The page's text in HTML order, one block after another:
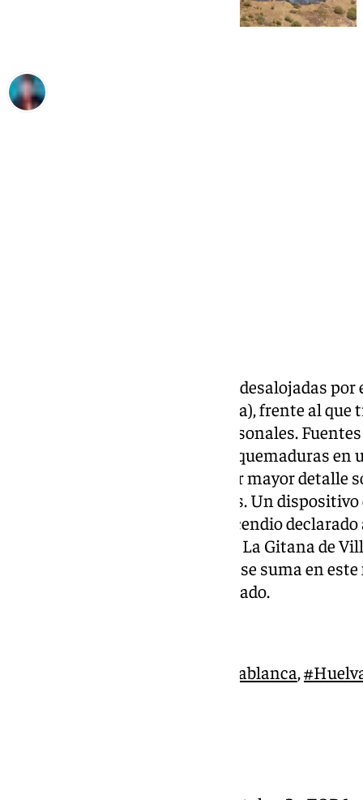
Cuatro personas han resultado desalojadas
un paraje en Villablanca (Huelva), frente al que
otros efectivos materiales y personales.
persona ha sufrido heridas por quemaduras en
a un centro de salud, sin aportar mayor detalle
una de las personas desalojadas. Un
Andalucía trabaja contra un incendio
este domingo en el paraje Finca La Gitana de
Huelva, siendo un incendio que se suma en
en Beas, Granada, el pasado sábado.
#Villablanca,